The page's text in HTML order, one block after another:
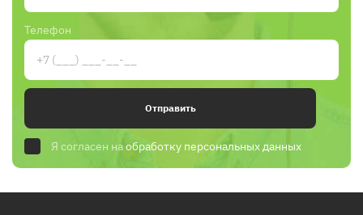
Телефон
Отправить
Я согласен наобработку персональных данных